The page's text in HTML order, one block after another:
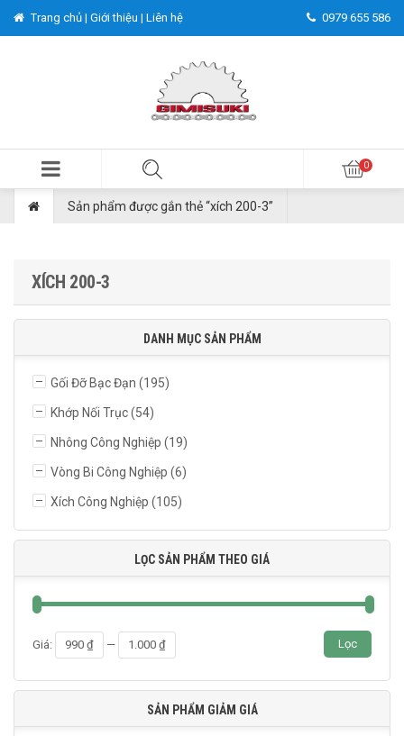
Trang chủ | Giới thiệu | Liên hệ 0979 655 586
Sản phẩm được gắn thẻ “xích 200-3”
XÍCH 200-3
DANH MỤC SẢN PHẨM
Gối Đỡ Bạc Đạn (195)
Khớp Nối Trục(54)
Nhông Công Nghiệp (19)
Vòng Bi Công Nghiệp (6)
Xích Công Nghiệp (105)
LỌC SẢN PHẨM THEO GIÁ
nhất
nhất
Lọc
Giá: 990 ₫ — 1.000 ₫
SẢN PHẨM GIẢM GIÁ